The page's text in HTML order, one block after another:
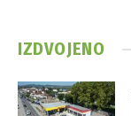
IZDVOJENO